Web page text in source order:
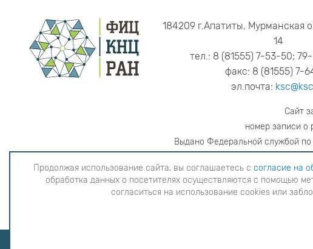
184209 г.Апатиты, Мурманская
14
тел.: 8 (81555) 7-53-50;
факс: 8 (81555) 7-
эл.почта:
Сайт
номер записи о
Выдано Федеральной службой
адрес
Продолжая использование сайта, вы соглашаетесь с
данных о посетителях осуществляются с помощью
Продолжая использование сайта, вы соглашаетесь с согласие на
обработка данных о посетителях осуществляются с помощью
согласиться на использование cookies или